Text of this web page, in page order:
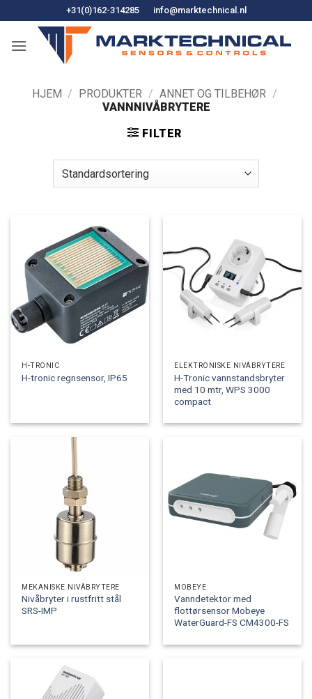
til
innhold
+31(0)162-314285 info@marktechnical.nl
HJEM / PRODUKTER / ANNET OG TILBEHØR /
VANNNIVÅBRYTERE
FILTER
H-TRONIC
H-tronic regnsensor, IP65
ELEKTRONISKE NIVÅBRYTERE
H-Tronic vannstandsbryter
med 10 mtr, WPS 3000
compact
MEKANISKE NIVÅBRYTERE
Nivåbryter i rustfritt stål
SRS-IMP
MOBEYE
Vanndetektor med
flottørsensor Mobeye
WaterGuard-FS CM4300-FS